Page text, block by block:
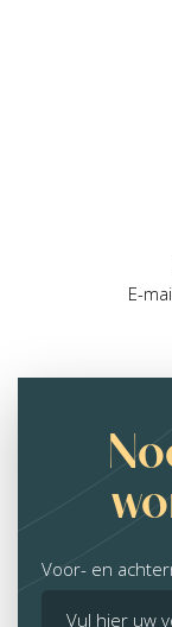
E-
Voor- en